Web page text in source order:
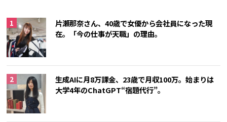
片瀬那奈さん、40歳で女優から会社員になった現
在。「今の仕事が天職」の理由。
生成AIに月8万課金、23歳で月収100万。始まりは
大学4年のChatGPT“宿題代行”。